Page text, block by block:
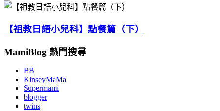
【祖教日語小兒科】點餐篇（下）
MamiBlog 熱門搜尋
BB
KinseyMaMa
Supermami
blogger
twins